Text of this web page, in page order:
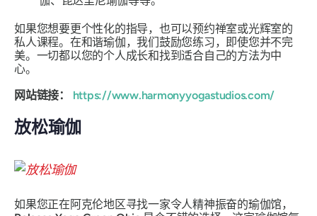
如果您想要更个性化的指导，也可以预约禅室或光辉室的
私人课程。在和谐瑜伽，我们鼓励您练习，即使您并不完
美。一切都以您的个人成长和找到适合自己的方法为中
心。
网站链接：
https://www.harmonyyogastudios.com/
放松瑜伽
如果您正在阿克伦地区寻找一家令人精神振奋的瑜伽馆，